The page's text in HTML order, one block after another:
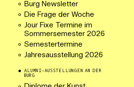
Burg Newsletter
Die Frage der Woche
Jour Fixe Termine im
Sommersemester 2026
Semestertermine
Jahresausstellung 2026
ALUMNI-AUSSTELLUNGEN AN DER
BURG